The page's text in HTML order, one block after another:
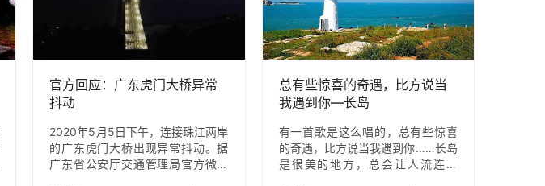
椒盐皮皮虾的做法步骤：6再开大
火，将油温重新加热到八成热，将
之前捞出的皮皮虾复炸1分钟捞出备
名录》，成为中国第35处世界遗
产，中国由此诞生了首个华侨文化
的世界遗产项目。 景点门票信息
地址：广东省江门市下辖的…
官方回应：广东虎门大桥异常
抖动
2020年5月5日下午，连接珠江两岸
的广东虎门大桥出现异常抖动。据
广东省公安厅交通管理局官方微博
总有些惊喜的奇遇，比方说当
我遇到你—长岛
有一首歌是这么唱的，总有些惊喜
的奇遇，比方说当我遇到你……长岛
是很美的地方，总会让人流连忘